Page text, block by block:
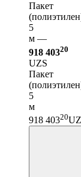
Пакет
5
м —
918 40320
UZS
Пакет
5
м
918 40320